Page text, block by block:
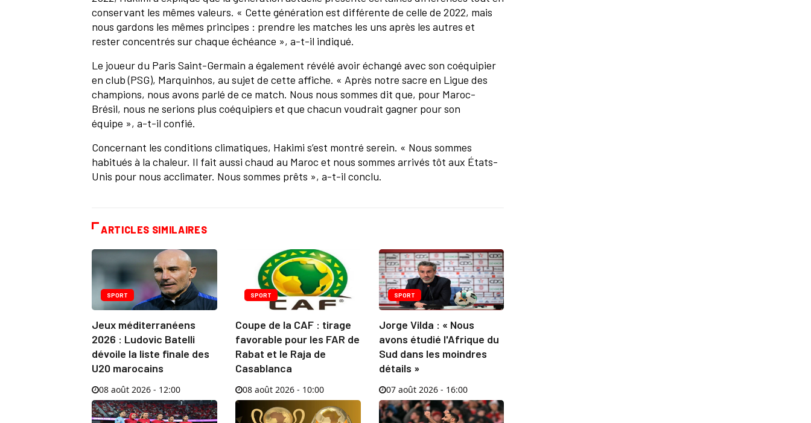
conservant les mêmes valeurs. « Cette génération est différente de celle de 2022, mais
nous gardons les mêmes principes : prendre les matches les uns après les autres et
rester concentrés sur chaque échéance », a-t-il indiqué.
Le joueur du Paris Saint-Germain a également révélé avoir échangé avec son coéquipier
en club (PSG), Marquinhos, au sujet de cette affiche. « Après notre sacre en Ligue des
champions, nous avons parlé de ce match. Nous nous sommes dit que, pour Maroc-
Brésil, nous ne serions plus coéquipiers et que chacun voudrait gagner pour son
équipe », a-t-il confié.
Concernant les conditions climatiques, Hakimi s’est montré serein. « Nous sommes
habitués à la chaleur. Il fait aussi chaud au Maroc et nous sommes arrivés tôt aux États-
Unis pour nous acclimater. Nous sommes prêts », a-t-il conclu.
ARTICLES SIMILAIRES
SPORT
Jeux méditerranéens
2026 : Ludovic Batelli
dévoile la liste finale des
U20 marocains
08 août 2026 - 12:00
SPORT
Coupe de la CAF : tirage
favorable pour les FAR de
Rabat et le Raja de
Casablanca
08 août 2026 - 10:00
SPORT
Jorge Vilda : « Nous
avons étudié l'Afrique du
Sud dans les moindres
détails »
07 août 2026 - 16:00